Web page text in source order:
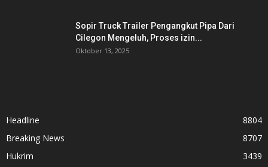
Sopir Truck Trailer Pengangkut Pipa Dari
Cilegon Mengeluh, Proses izin...
Oktober 13, 2025
Headline
8804
Breaking News
8707
Hukrim
3439